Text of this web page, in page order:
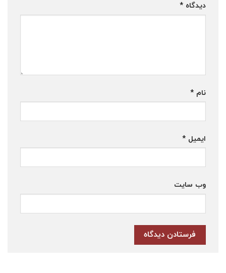
دیدگاه *
نام *
ایمیل *
وب‌ سایت